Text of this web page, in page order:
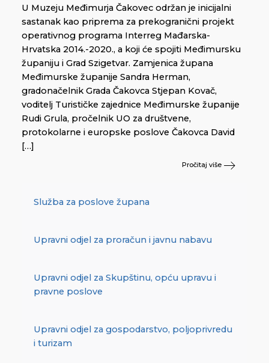
U Muzeju Međimurja Čakovec održan je inicijalni
sastanak kao priprema za prekogranični projekt
operativnog programa Interreg Mađarska-
Hrvatska 2014.-2020., a koji će spojiti Međimursku
županiju i Grad Szigetvar. Zamjenica župana
Međimurske županije Sandra Herman,
gradonačelnik Grada Čakovca Stjepan Kovač,
voditelj Turističke zajednice Međimurske županije
Rudi Grula, pročelnik UO za društvene,
protokolarne i europske poslove Čakovca David
[…]
Pročitaj više
Služba za poslove župana
Upravni odjel za proračun i javnu nabavu
Upravni odjel za Skupštinu, opću upravu i
pravne poslove
Upravni odjel za gospodarstvo, poljoprivredu
i turizam